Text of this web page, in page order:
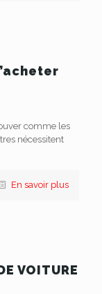
comme les
nécessitent
En savoir plus
VOITURE